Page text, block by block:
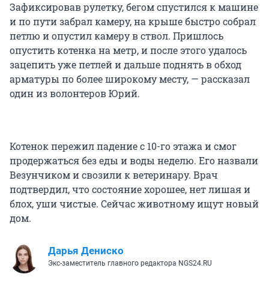
Зафиксировав рулетку, бегом спустился к машине
и по пути забрал камеру, на крыше быстро собрал
петлю и опустил камеру в ствол. Пришлось
опустить котенка на метр, и после этого удалось
зацепить уже петлей и дальше поднять в обход
арматуры по более широкому месту, — рассказал
один из волонтеров Юрий.
Котенок пережил падение с 10-го этажа и смог
продержаться без еды и воды неделю. Его назвали
Везунчиком и свозили к ветеринару. Врач
подтвердил, что состояние хорошее, нет лишая и
блох, уши чистые. Сейчас животному ищут новый
дом.
Дарья Дениско
Экс-заместитель главного редактора NGS24.RU